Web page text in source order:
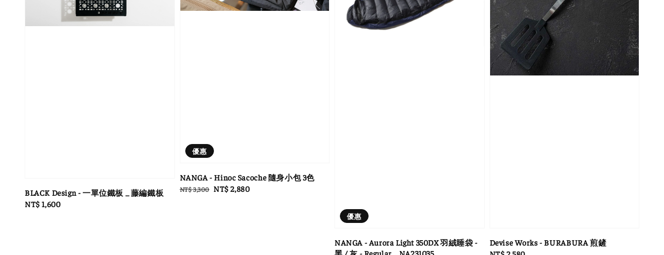
BLACK Design - 一單位鐵板 _ 藤編鐵板
Regular
NT$ 1,600
優惠
NANGA - Hinoc Sacoche 隨身小包 3色
Regular
NT$ 3,300 Sale
NT$ 2,880
優惠
NANGA - Aurora Light 350DX 羽絨睡袋 -
黑 / 灰 - Regular _ NA231035
Devise Works - BURABURA 煎鏟